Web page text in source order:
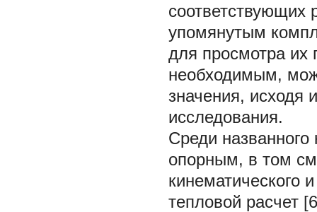
соответствующих
упомянутым
для просмотра их
необходимым,
значения, исходя
исследования.
Среди
опорным, в том
кинематического
тепловой расчет